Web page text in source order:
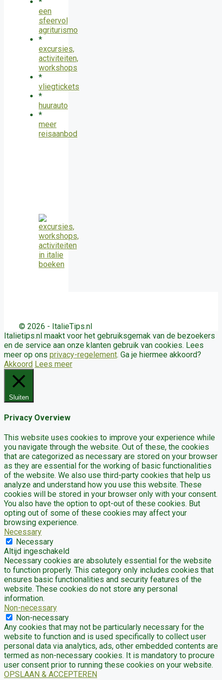
een
sfeervol
agriturismo
*
excursies,
activiteiten,
workshops
*
vliegtickets
*
huurauto
*
meer
reisaanbod
© 2026 - ItalieTips.nl
Italietips.nl maakt voor het gebruiksgemak van de bezoekers
en de service aan onze klanten gebruik van cookies. Lees
meer op ons privacy-regelement. Ga je hiermee akkoord?
Akkoord Lees meer
Sluiten
Privacy Overview
This website uses cookies to improve your experience while
you navigate through the website. Out of these, the cookies
that are categorized as necessary are stored on your browser
as they are essential for the working of basic functionalities
of the website. We also use third-party cookies that help us
analyze and understand how you use this website. These
cookies will be stored in your browser only with your consent.
You also have the option to opt-out of these cookies. But
opting out of some of these cookies may affect your
browsing experience.
Necessary
Necessary
Altijd ingeschakeld
Necessary cookies are absolutely essential for the website
to function properly. This category only includes cookies that
ensures basic functionalities and security features of the
website. These cookies do not store any personal
information.
Non-necessary
Non-necessary
Any cookies that may not be particularly necessary for the
website to function and is used specifically to collect user
personal data via analytics, ads, other embedded contents are
termed as non-necessary cookies. It is mandatory to procure
user consent prior to running these cookies on your website.
OPSLAAN & ACCEPTEREN